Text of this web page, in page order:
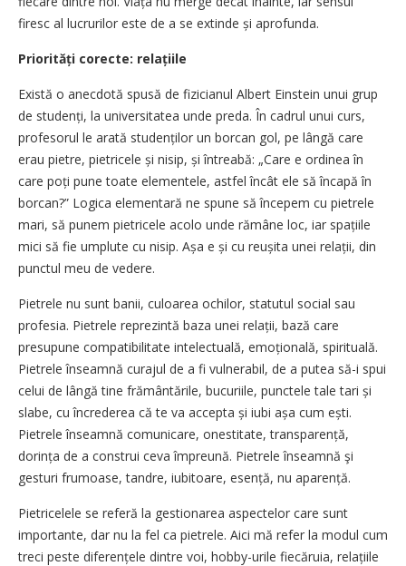
firesc al lucrurilor este de a se extinde și aprofunda.
Priorități corecte: relațiile
Există o anecdotă spusă de fizicianul Albert Einstein unui grup
de studenți, la universitatea unde preda. În cadrul unui curs,
profesorul le arată studenților un borcan gol, pe lângă care
erau pietre, pietricele și nisip, și întreabă: „Care e ordinea în
care poți pune toate elementele, astfel încât ele să încapă în
borcan?” Logica elementară ne spune să începem cu pietrele
mari, să punem pietricele acolo unde rămâne loc, iar spațiile
mici să fie umplute cu nisip. Așa e și cu reușita unei relații, din
punctul meu de vedere.
Pietrele nu sunt banii, culoarea ochilor, statutul social sau
profesia. Pietrele reprezintă baza unei relații, bază care
presupune compatibilitate intelectuală, emoțională, spirituală.
Pietrele înseamnă curajul de a fi vulnerabil, de a putea să-i spui
celui de lângă tine frământările, bucuriile, punctele tale tari și
slabe, cu încrederea că te va accepta și iubi așa cum ești.
Pietrele înseamnă comunicare, onestitate, transparență,
dorința de a construi ceva împreună. Pietrele înseamnă şi
gesturi frumoase, tandre, iubitoare, esență, nu aparență.
Pietricelele se referă la gestionarea aspectelor care sunt
importante, dar nu la fel ca pietrele. Aici mă refer la modul cum
treci peste diferențele dintre voi, hobby-urile fiecăruia, relațiile